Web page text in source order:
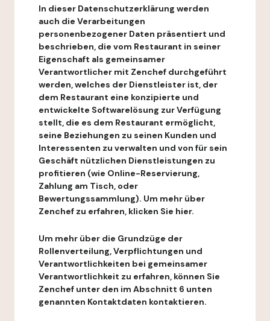
In dieser Datenschutzerklärung werden
auch die Verarbeitungen
personenbezogener Daten präsentiert und
beschrieben, die vom Restaurant in seiner
Eigenschaft als gemeinsamer
Verantwortlicher mit Zenchef durchgeführt
werden, welches der Dienstleister ist, der
dem Restaurant eine konzipierte und
entwickelte Softwarelösung zur Verfügung
stellt, die es dem Restaurant ermöglicht,
seine Beziehungen zu seinen Kunden und
Interessenten zu verwalten und von für sein
Geschäft nützlichen Dienstleistungen zu
profitieren (wie Online-Reservierung,
Zahlung am Tisch, oder
Bewertungssammlung). Um mehr über
Zenchef zu erfahren, klicken Sie hier.
Um mehr über die Grundzüge der
Rollenverteilung, Verpflichtungen und
Verantwortlichkeiten bei gemeinsamer
Verantwortlichkeit zu erfahren, können Sie
Zenchef unter den im Abschnitt 6 unten
genannten Kontaktdaten kontaktieren.